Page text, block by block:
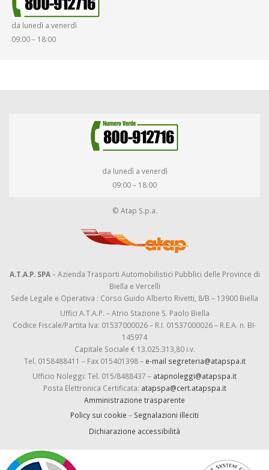
da lunedì a venerdì
09:00 – 18:00
da lunedì a venerdì
09:00 – 18:00
© Atap S.p.a.
A.T.A.P. SPA– Azienda Trasporti Automobilistici Pubblici delle Province di
Biella e Vercelli
Sede Legale e Operativa : Corso Guido Alberto Rivetti, 8/B – 13900 Biella
Uffici A.T.A.P. – Atrio Stazione S. Paolo Biella
Codice Fiscale/Partita Iva: 01537000026 – R.I. 01537000026 – R.E.A. n. BI-
145974
Capitale Sociale € 13.025.313,80 i.v.
Tel. 0158488411 – Fax 015401398 – e-mail segreteria@atapspa.it
Ufficio Noleggi: Tel. 015/8488437 – atapnoleggi@atapspa.it
Posta Elettronica Certificata: atapspa@cert.atapspa.it
Amministrazione trasparente
Policy sui cookie – Segnalazioni illeciti
Dichiarazione accessibilità